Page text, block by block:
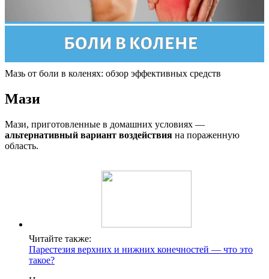
Мазь от боли в коленях: обзор эффективных средств
Мази
Мази, приготовленные в домашних условиях —
альтернативный вариант воздействия на пораженную
область.
Читайте также:
Парестезия верхних и нижних конечностей — что это
такое?